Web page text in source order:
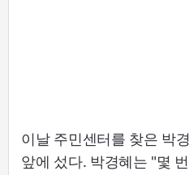
이날 주민센터를 찾은 박
앞에 섰다. 박경혜는 "몇